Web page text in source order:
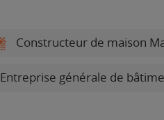
Constructeur de maison
Entreprise générale de